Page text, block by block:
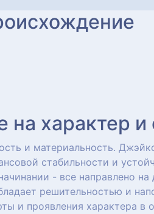
характер и
и материальность.
стабильности и
- все направлено
решительностью и
и проявления характера в